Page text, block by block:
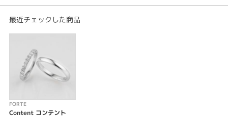
育てていけるリングです。
最近チェックした商品
FORTE
Content コンテント